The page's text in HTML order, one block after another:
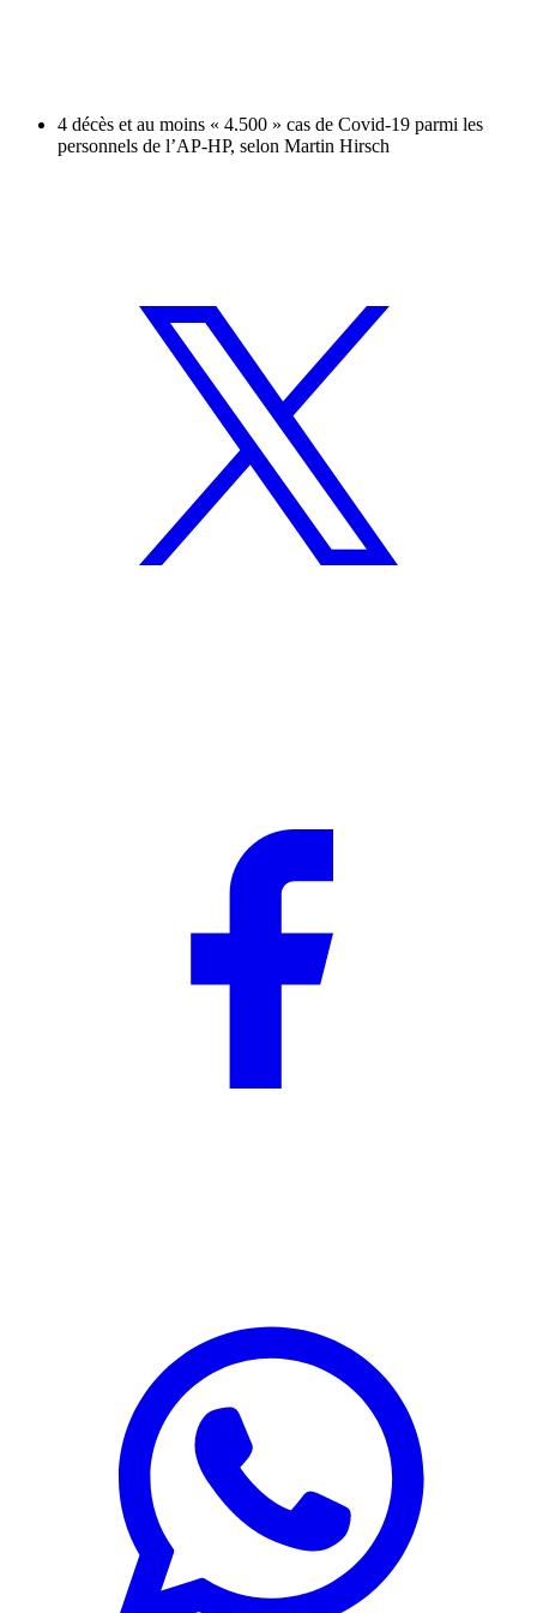
4 décès et au moins « 4.500 » cas de Covid-19 parmi les
personnels de l’AP-HP, selon Martin Hirsch